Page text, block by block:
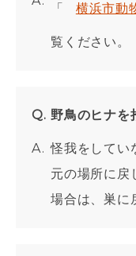
「 横浜市動
覧ください。
野鳥のヒナを
怪我をしてい
元の場所に戻
場合は、巣に